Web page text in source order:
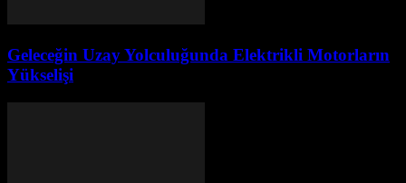
Geleceğin Uzay Yolculuğunda Elektrikli Motorların
Yükselişi